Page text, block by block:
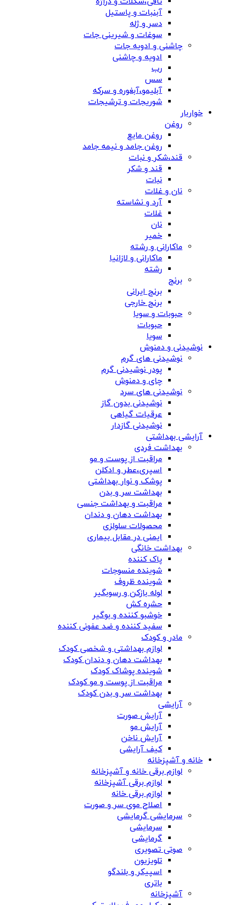
آبنبات و پاستیل
دسر و ژله
سوغات و شیرینی جات
چاشنی و ادویه جات
ادویه و چاشنی
رب
سس
آبلیمو،آبغوره و سرکه
شوریجات و ترشیجات
خواربار
روغن
روغن مایع
روغن جامد و نیمه جامد
قند،شکر و نبات
قند و شکر
نبات
نان و غلات
آرد و نشاسته
غلات
نان
خمیر
ماکارانی و رشته
ماکارانی و لازانیا
رشته
برنج
برنج ایرانی
برنج خارجی
حبوبات و سویا
حبوبات
سویا
نوشیدنی و دمنوش
نوشیدنی های گرم
پودر نوشیدنی گرم
چای و دمنوش
نوشیدنی های سرد
نوشیدنی بدون گاز
عرقیات گیاهی
نوشیدنی گازدار
آرایشی بهداشتی
بهداشت فردی
مراقبت از پوست و مو
اسپری،عطر و ادکلن
پوشک و نوار بهداشتی
بهداشت سر و بدن
مراقبت و بهداشت جنسی
بهداشت دهان و دندان
محصولات سلولزی
ایمنی در مقابل بیماری
بهداشت خانگی
پاک کننده
شوینده منسوجات
شوینده ظروف
لوله بازکن و رسوبگیر
حشره کش
خوشبو کننده و بوگیر
سفید کننده و ضد عفونی کننده
مادر و کودک
لوازم بهداشتی و شخصی کودک
بهداشت دهان و دندان کودک
شوینده پوشاک کودک
مراقبت از پوست و مو کودک
بهداشت سر و بدن کودک
آرایشی
آرایش صورت
آرایش مو
آرایش ناخن
کیف آرایشی
خانه و آشپزخانه
لوازم برقی خانه و آشپزخانه
لوازم برقی آشپزخانه
لوازم برقی خانه
اصلاح موی سر و صورت
سرمایشی گرمایشی
سرمایشی
گرمایشی
صوتی تصویری
تلویزیون
اسپیکر و بلندگو
باتری
آشپزخانه